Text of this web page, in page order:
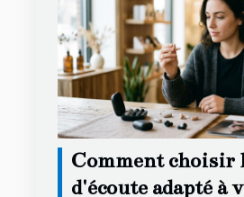
Comment choisir
d'écoute adapté à